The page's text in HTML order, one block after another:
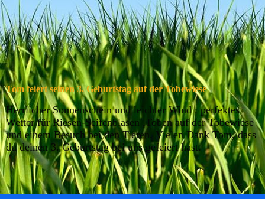
607bb9a3-2b59-4dce-8be9-009e2d53b791
Tom feiert seinen 3. Geburtstag auf der Tobewiese
Herrlicher Sonnenschein und leichter Wind : perfektes
Wetter für Riesen-Seifenblasen ,Toben auf der Tobewiese
und einem Besuch bei den Tieren. Vielen Dank Tom, dass
du deinen 3. Geburtstag bei uns gefeiert hast.